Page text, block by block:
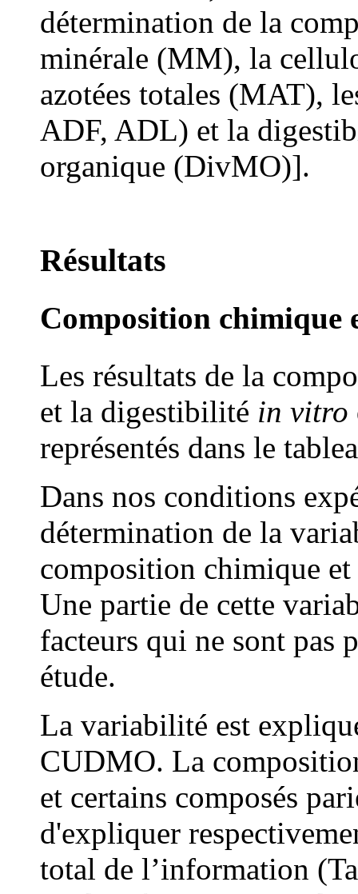
détermination de la
minérale (MM), la
azotées totales (MAT),
ADF, ADL) et la
organique (DivMO)].
Résultats
Composition chimique
Les résultats de la
et la digestibilité in vitro
représentés dans le
Dans nos conditions
détermination de la
composition chimique
Une partie de cette
facteurs qui ne sont pas
étude.
La variabilité est
CUDMO. La
et certains composés
d'expliquer
total de l’information